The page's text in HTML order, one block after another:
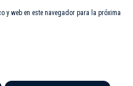
y web en este navegador para la próxima